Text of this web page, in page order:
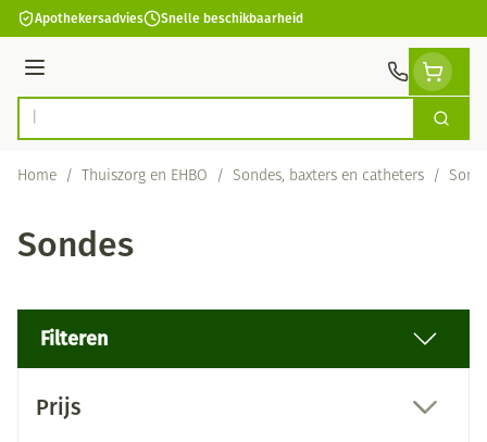
Ga naar de inhoud
Apothekersadvies Snelle beschikbaarheid
Menu
Product, merk, categorie... Zoek
Home / Thuiszorg en EHBO / Sondes, baxters en catheters /
Sondes
Filteren
Prijs